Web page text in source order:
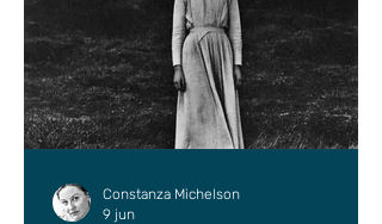
Constanza Michelson
9 jun